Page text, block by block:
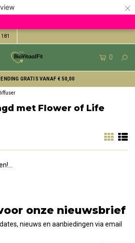
×
0
GRATIS VANAF € 50,00
met Flower of Life
onze nieuwsbrief
nieuws en aanbiedingen via email